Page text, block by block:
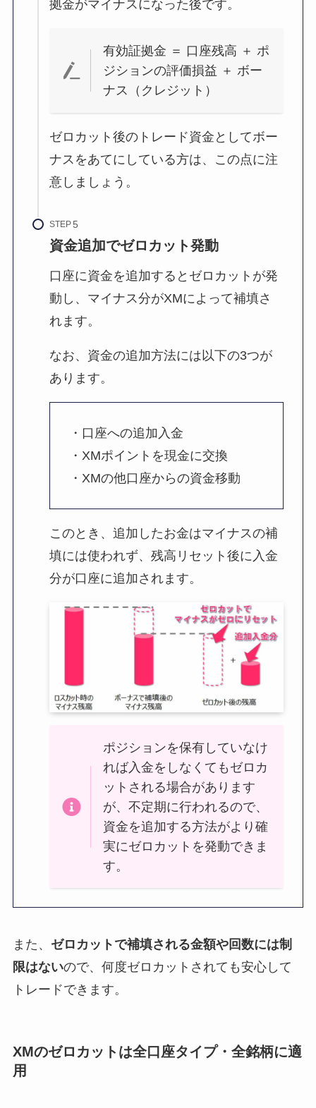
拠金がマイナスになった後です。
有効証拠金 ＝ 口座残高 ＋ ポ
ジションの評価損益 ＋ ボー
ナス（クレジット）
ゼロカット後のトレード資金としてボー
ナスをあてにしている方は、この点に注
意しましょう。
STEP
資金追加でゼロカット発動
口座に資金を追加するとゼロカットが発
動し、マイナス分がXMによって補填さ
れます。
なお、資金の追加方法には以下の3つが
あります。
・口座への追加入金
・XMポイントを現金に交換
・XMの他口座からの資金移動
このとき、追加したお金はマイナスの補
填には使われず、残高リセット後に入金
分が口座に追加されます。
ポジションを保有していなけ
れば入金をしなくてもゼロカ
ットされる場合があります
が、不定期に行われるので、
資金を追加する方法がより確
実にゼロカットを発動できま
す。
また、 ゼロカットで補填される金額や回数には制
限はないので、何度ゼロカットされても安心して
トレードできます。
XMのゼロカットは全口座タイプ・全銘柄に適
用